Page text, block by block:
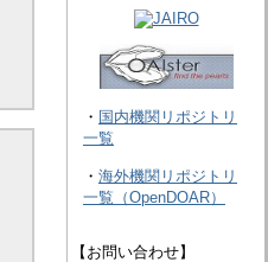
・ 国内機関リポジトリ
一覧
・ 海外機関リポジトリ
一覧（OpenDOAR）
【お問い合わせ】